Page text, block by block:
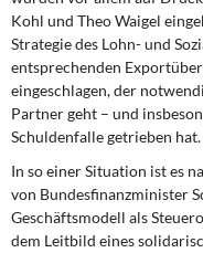
Kohl und Theo Waigel
Strategie des Lohn- und
entsprechenden
eingeschlagen, der
Partner geht – und
Schuldenfalle getrieben hat.
In so einer Situation ist es
von Bundes­finanzminister
Geschäftsmodell als
dem Leitbild eines